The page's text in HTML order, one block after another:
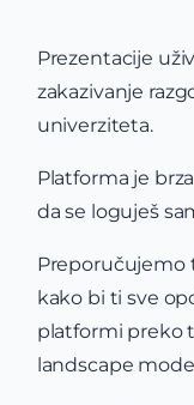
Prezentacije
zakazivanje
univerziteta.
Platforma je
da se loguješ
Preporučujemo
kako bi ti sve
platformi preko
landscape